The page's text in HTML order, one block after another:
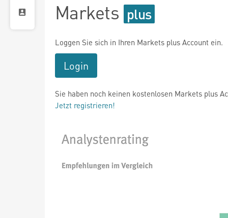
Markets
Loggen Sie sich in Ihren Markets plus Account ein.
Login
Sie haben noch keinen kostenlosen Markets plus
Jetzt registrieren!